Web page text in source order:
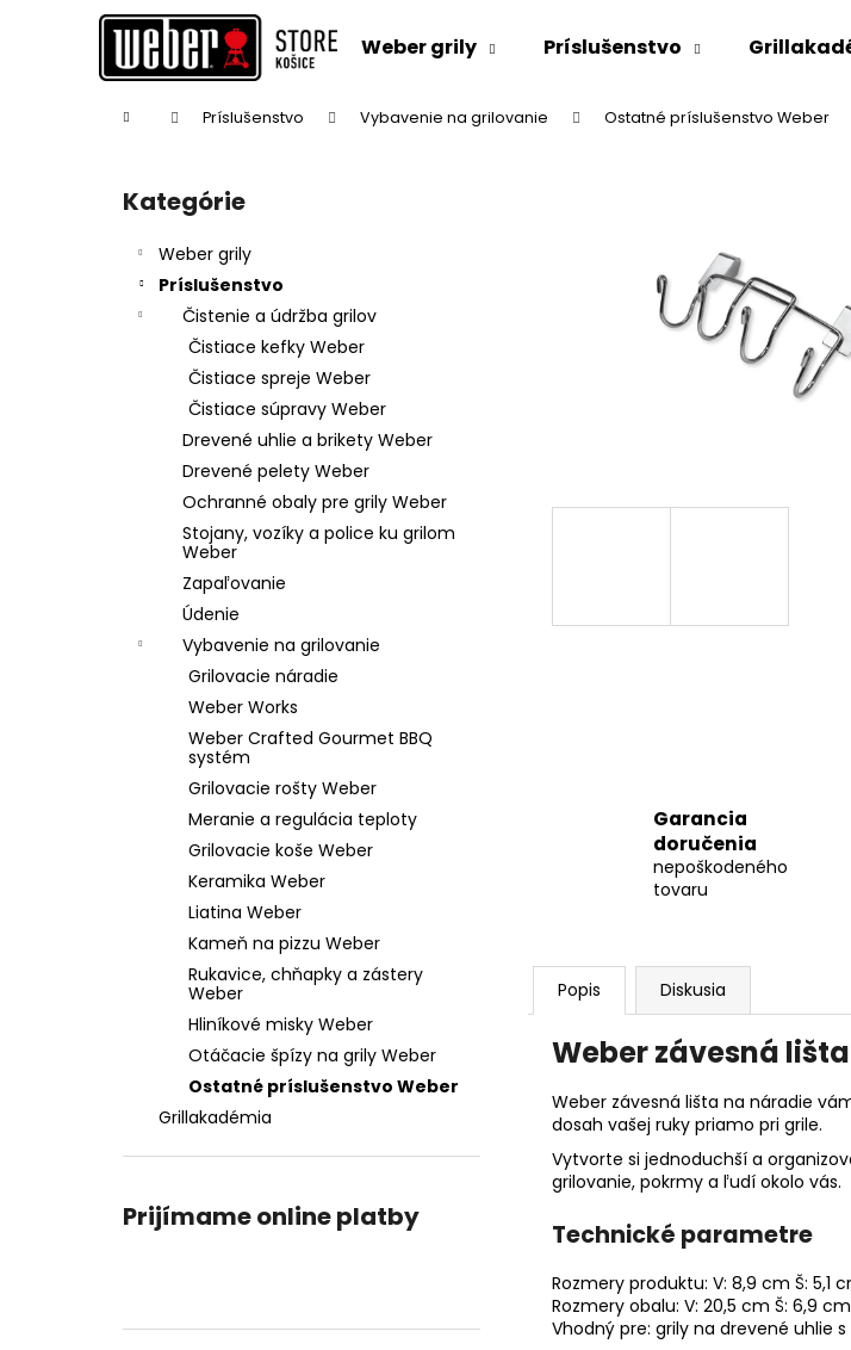
Weber grily Príslušenstvo
Domov Príslušenstvo Vybavenie na grilovanie Ostatné príslušenstvo Weber
Preskočiť
kategórie
Kategórie
Weber grily
Príslušenstvo
Čistenie a údržba grilov
Čistiace kefky Weber
Čistiace spreje Weber
Čistiace súpravy Weber
Drevené uhlie a brikety Weber
Drevené pelety Weber
Ochranné obaly pre grily Weber
Stojany, vozíky a police ku grilom
Weber
Zapaľovanie
Údenie
Vybavenie na grilovanie
Grilovacie náradie
Weber Works
Weber Crafted Gourmet BBQ
systém
Grilovacie rošty Weber
Meranie a regulácia teploty
Grilovacie koše Weber
Keramika Weber
Liatina Weber
Kameň na pizzu Weber
Rukavice, chňapky a zástery
Weber
Hliníkové misky Weber
Otáčacie špízy na grily Weber
Ostatné príslušenstvo Weber
Grillakadémia
Prijímame online platby
Garancia
doručenia
nepoškodeného
tovaru
Popis Diskusia
Weber závesná
Weber závesná lišta na náradie
dosah vašej ruky priamo pri grile.
Vytvorte si jednoduchší a
grilovanie, pokrmy a ľudí okolo vás.
Technické parametre
Rozmery produktu: V: 8,9 cm Š: 5,1
Rozmery obalu: V: 20,5 cm Š: 6,9 cm
Vhodný pre: grily na drevené uhlie
Späť
Späť
Čo potrebujete
Odporúčame
WEBER GO-ANYWHERE PRENOSNÝ GRIL
NA UHLIE
€119,99